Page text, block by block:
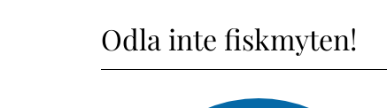
Odla inte fiskmyten!